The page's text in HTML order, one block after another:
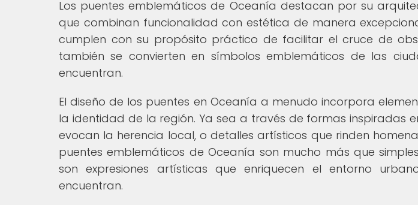
Los puentes emblemáticos de Oceanía destacan por su
que combinan funcionalidad con estética de manera
cumplen con su propósito práctico de facilitar el cruce de
también se convierten en símbolos emblemáticos de las
encuentran.
El diseño de los puentes en Oceanía a menudo incorpora
la identidad de la región. Ya sea a través de formas inspiradas
evocan la herencia local, o detalles artísticos que rinden
puentes emblemáticos de Oceanía son mucho más que
son expresiones artísticas que enriquecen el entorno
encuentran.